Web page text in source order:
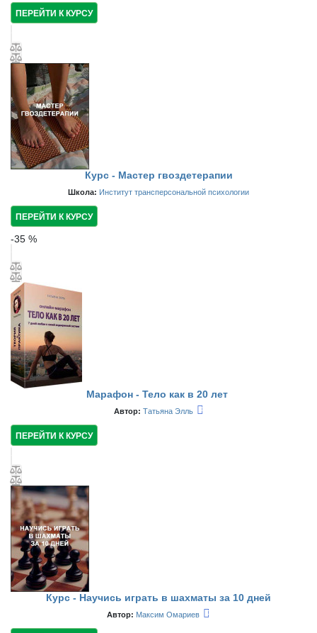
ПЕРЕЙТИ К КУРСУ
Курс - Мастер гвоздетерапии
Школа: Институт трансперсональной психологии
ПЕРЕЙТИ К КУРСУ
-35 %
Марафон - Тело как в 20 лет
Автор: Татьяна Элль
ПЕРЕЙТИ К КУРСУ
Курс - Научись играть в шахматы за 10 дней
Автор: Максим Омариев